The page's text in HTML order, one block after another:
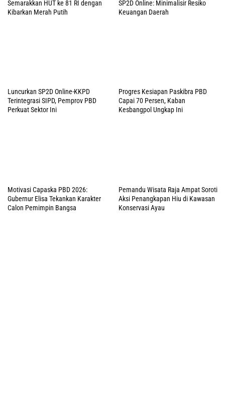
Semarakkan HUT ke 81 RI dengan
Kibarkan Merah Putih
SP2D Online: Minimalisir Resiko
Keuangan Daerah
Luncurkan SP2D Online-KKPD
Terintegrasi SIPD, Pemprov PBD
Perkuat Sektor Ini
Progres Kesiapan Paskibra PBD
Capai 70 Persen, Kaban
Kesbangpol Ungkap Ini
Motivasi Capaska PBD 2026:
Gubernur Elisa Tekankan Karakter
Calon Pemimpin Bangsa
Pemandu Wisata Raja Ampat Soroti
Aksi Penangkapan Hiu di Kawasan
Konservasi Ayau